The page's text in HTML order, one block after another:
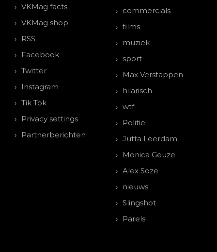
VKMag facts
VKMag shop
RSS
Facebook
Twitter
Instagram
Tik Tok
Privacy settings
Partnerberichten
commercials
films
muziek
sport
Max Verstappen
hilarisch
wtf
Politie
Jutta Leerdam
Monica Geuze
Alex Soze
nieuws
Slingshot
Parels